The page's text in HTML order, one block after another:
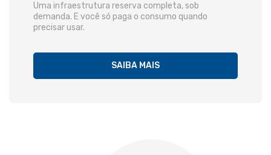
Uma infraestrutura reserva completa, sob
demanda. E você só paga o consumo quando
precisar usar.
SAIBA MAIS